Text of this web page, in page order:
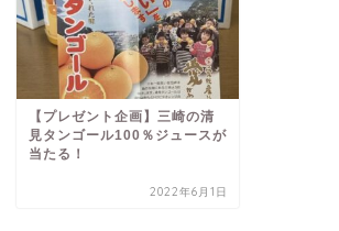
【プレゼント企画】三崎の清
見タンゴール100％ジュースが
当たる！
2022年6月1日